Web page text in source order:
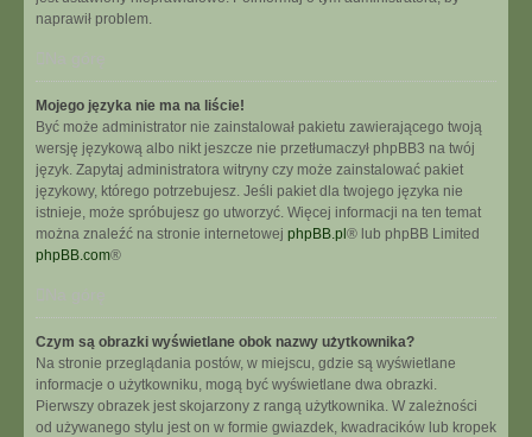
naprawił problem.
Mojego języka nie ma na liście!
Być może administrator nie zainstalował pakietu zawierającego twoją
wersję językową albo nikt jeszcze nie przetłumaczył phpBB3 na twój
język. Zapytaj administratora witryny czy może zainstalować pakiet
językowy, którego potrzebujesz. Jeśli pakiet dla twojego języka nie
istnieje, może spróbujesz go utworzyć. Więcej informacji na ten temat
można znaleźć na stronie internetowej phpBB.pl ® lub phpBB Limited
phpBB.com®
Czym są obrazki wyświetlane obok nazwy użytkownika?
Na stronie przeglądania postów, w miejscu, gdzie są wyświetlane
informacje o użytkowniku, mogą być wyświetlane dwa obrazki.
Pierwszy obrazek jest skojarzony z rangą użytkownika. W zależności
od używanego stylu jest on w formie gwiazdek, kwadracików lub kropek